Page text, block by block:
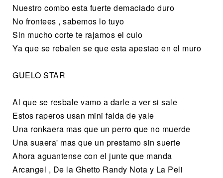
Nuestro combo esta fuerte demaciado duro
No frontees , sabemos lo tuyo
Sin mucho corte te rajamos el culo
Ya que se rebalen se que esta apestao en el muro
GUELO STAR
Al que se resbale vamo a darle a ver si sale
Estos raperos usan mini falda de yale
Una ronkaera mas que un perro que no muerde
Una suaera' mas que un prestamo sin suerte
Ahora aguantense con el junte que manda
Arcangel , De la Ghetto Randy Nota y La Peli